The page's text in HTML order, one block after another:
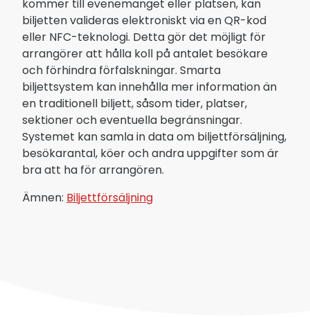
kommer till evenemanget eller platsen, kan
biljetten valideras elektroniskt via en QR-kod
eller NFC-teknologi. Detta gör det möjligt för
arrangörer att hålla koll på antalet besökare
och förhindra förfalskningar. Smarta
biljettsystem kan innehålla mer information än
en traditionell biljett, såsom tider, platser,
sektioner och eventuella begränsningar.
Systemet kan samla in data om biljettförsäljning,
besökarantal, köer och andra uppgifter som är
bra att ha för arrangören.
Ämnen: Biljettförsäljning